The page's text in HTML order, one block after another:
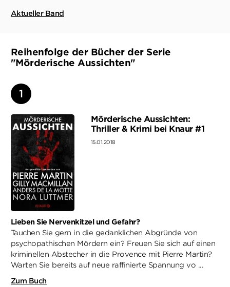
Aktueller Band
Reihenfolge der Bücher der Serie
"Mörderische Aussichten"
Mörderische Aussichten:
Thriller & Krimi bei Knaur #1
15.01.2018
Lieben Sie Nervenkitzel und Gefahr?
Tauchen Sie gern in die gedanklichen Abgründe von
psychopathischen Mördern ein? Freuen Sie sich auf einen
kriminellen Abstecher in die Provence mit Pierre Martin?
Warten Sie bereits auf neue raffinierte Spannung vo ...
Zum Buch